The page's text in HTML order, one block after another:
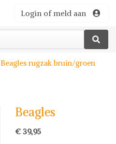
Login of meld aan
Beagles rugzak bruin/groen
Beagles
€ 39,95